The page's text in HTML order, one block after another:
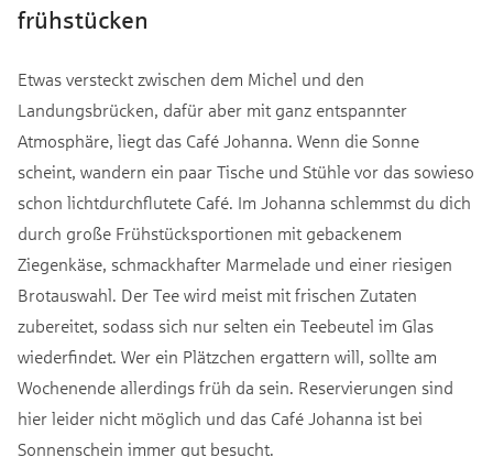
frühstücken
Etwas versteckt zwischen dem Michel und den
Landungsbrücken, dafür aber mit ganz entspannter
Atmosphäre, liegt das Café Johanna. Wenn die Sonne
scheint, wandern ein paar Tische und Stühle vor das sowieso
schon lichtdurchflutete Café. Im Johanna schlemmst du dich
durch große Frühstücksportionen mit gebackenem
Ziegenkäse, schmackhafter Marmelade und einer riesigen
Brotauswahl. Der Tee wird meist mit frischen Zutaten
zubereitet, sodass sich nur selten ein Teebeutel im Glas
wiederfindet. Wer ein Plätzchen ergattern will, sollte am
Wochenende allerdings früh da sein. Reservierungen sind
hier leider nicht möglich und das Café Johanna ist bei
Sonnenschein immer gut besucht.